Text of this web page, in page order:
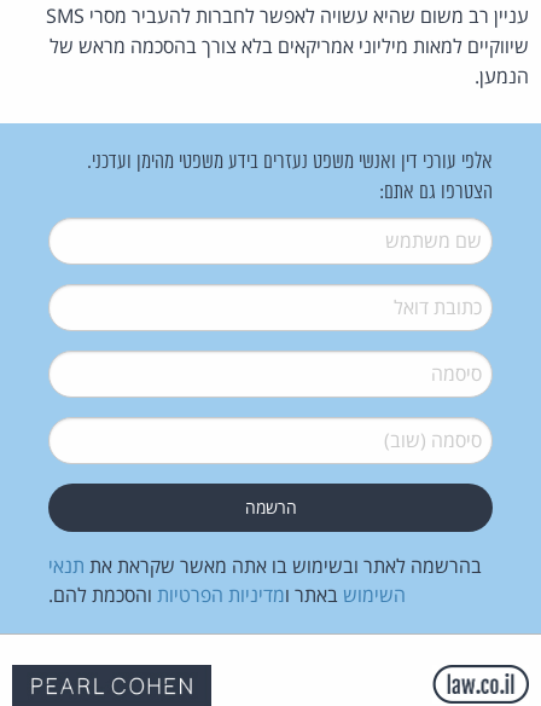
עניין רב משום שהיא עשויה לאפשר לחברות להעביר מסרי SMS
שיווקיים למאות מיליוני אמריקאים בלא צורך בהסכמה מראש של
הנמען.
אלפי עורכי דין ואנשי משפט נעזרים בידע משפטי מהימן ועדכני.
הצטרפו גם אתם:
שם משתמש*
דואל*
סיסמה*
סיסמה (שוב)*
בהרשמה לאתר ובשימוש בו אתה מאשר שקראת את תנאי
השימוש באתר ומדיניות הפרטיות והסכמת להם.